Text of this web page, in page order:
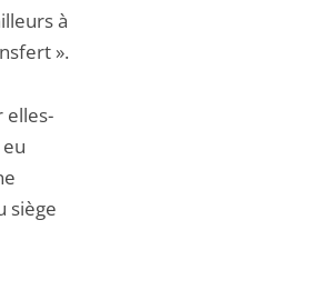
à
».
elles-
siège